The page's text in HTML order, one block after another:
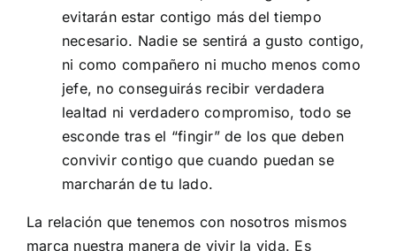
evitarán estar contigo más del tiempo
necesario. Nadie se sentirá a gusto contigo,
ni como compañero ni mucho menos como
jefe, no conseguirás recibir verdadera
lealtad ni verdadero compromiso, todo se
esconde tras el “fingir” de los que deben
convivir contigo que cuando puedan se
marcharán de tu lado.
La relación que tenemos con nosotros mismos
marca nuestra manera de vivir la vida. Es